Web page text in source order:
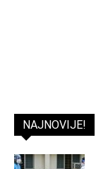
NAJNOVIJE!